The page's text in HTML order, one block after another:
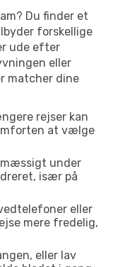
Du finder et
forskellige
ude efter
eller
matcher dine
rejser kan
at vælge
under
især på
eller
mere fredelig,
eller lav